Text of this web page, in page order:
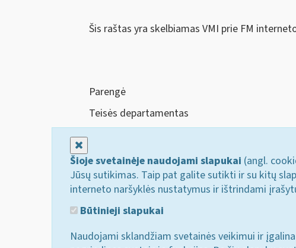
Šis raštas yra skelbiamas VMI prie FM
Parengė
Teisės departamentas
Šioje svetainėje naudojami slapukai (angl.
Jūsų sutikimas. Taip pat galite sutikti ir su kitų
interneto naršyklės nustatymus ir ištrindami
Būtinieji slapukai
Naudojami sklandžiam svetainės veikimui ir įgalina